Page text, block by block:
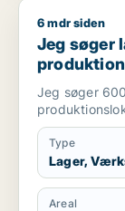
Jeg søger
6 mdr siden
Jeg søger
Jeg søger
Type
Lager,
Areal